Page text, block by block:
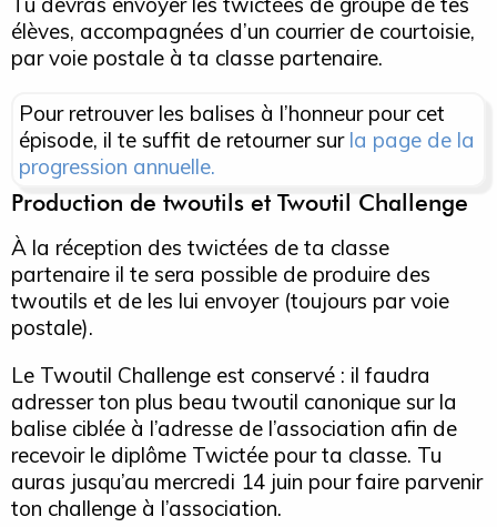
élèves, accompagnées d’un courrier de courtoisie,
par voie postale à ta classe partenaire.
Pour retrouver les balises à l’honneur pour cet
épisode, il te suffit de retourner sur la page de la
progression annuelle.
Production de twoutils et Twoutil Challenge
À la réception des twictées de ta classe
partenaire il te sera possible de produire des
twoutils et de les lui envoyer (toujours par voie
postale).
Le Twoutil Challenge est conservé : il faudra
adresser ton plus beau twoutil canonique sur la
balise ciblée à l’adresse de l’association afin de
recevoir le diplôme Twictée pour ta classe. Tu
auras jusqu’au mercredi 14 juin pour faire parvenir
ton challenge à l’association.